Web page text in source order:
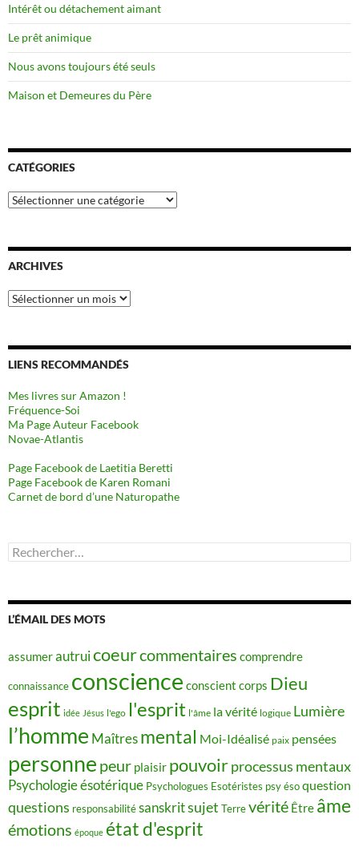
Intérêt ou détachement aimant
Le prêt animique
Nous avons toujours été seuls
Maison et Demeures du Père
CATÉGORIES
Catégories
ARCHIVES
Archives
LIENS RECOMMANDÉS
Mes livres sur Amazon !
Fréquence-Soi
Ma Page Auteur Facebook
Novae-Atlantis
Page Facebook de Laetitia Beretti
Page Facebook de Karen Romani
Carnet de bord d’une Naturopathe
Rechercher :
L’ÉMAIL DES MOTS
assumerautruicoeurcommentaires comprendre
connaissance conscience conscient corps Dieu
esprit idée Jésus l'ego l'esprit l'âme la vérité logique Lumière
l’homme Maîtres mental Moi-Idéalisé paix pensées
personne peur plaisir pouvoirprocessus mentaux
Psychologie ésotérique Psychologues Esotéristes psy ésoquestion
questions responsabilitésanskritsujet Terrevérité Être âme
émotions époque état d'esprit